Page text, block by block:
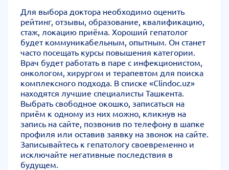
Для выбора доктора необходимо оценить
рейтинг, отзывы, образование, квалификацию,
стаж, локацию приёма. Хороший гепатолог
будет коммуникабельным, опытным. Он станет
часто посещать курсы повышения категории.
Врач будет работать в паре с инфекционистом,
онкологом, хирургом и терапевтом для поиска
комплексного подхода. В списке «Clindoc.uz»
находятся лучшие специалисты Ташкента.
Выбрать свободное окошко, записаться на
приём к одному из них можно, кликнув на
запись на сайте, позвонив по телефону в шапке
профиля или оставив заявку на звонок на сайте.
Записывайтесь к гепатологу своевременно и
исключайте негативные последствия в
будущем.